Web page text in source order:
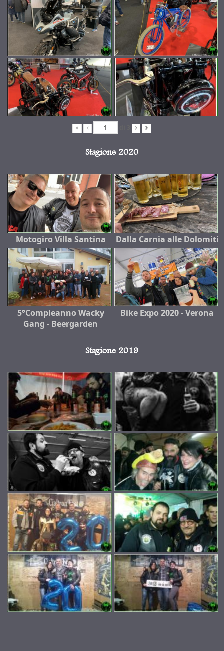
« ‹ › »
Stagione 2020
Motogiro Villa Santina Dalla Carnia alle Dolomiti
5°Compleanno Wacky
Gang - Beergarden
Bike Expo 2020 - Verona
Stagione 2019